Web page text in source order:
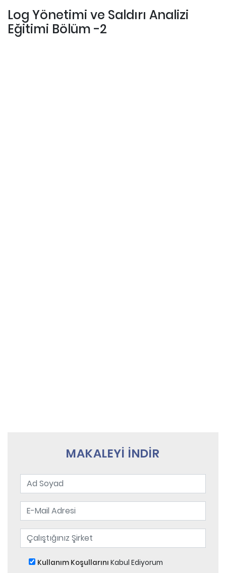
Log Yönetimi ve Saldırı Analizi
Eğitimi Bölüm -2
MAKALEYİ İNDİR
Kullanım Koşullarını Kabul Ediyorum